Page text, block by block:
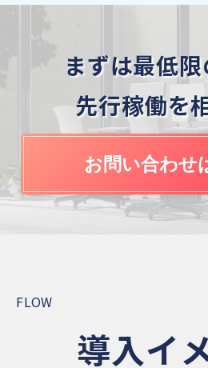
まずは最低
先行稼働を
お問い合わせ
FLOW
導入イ